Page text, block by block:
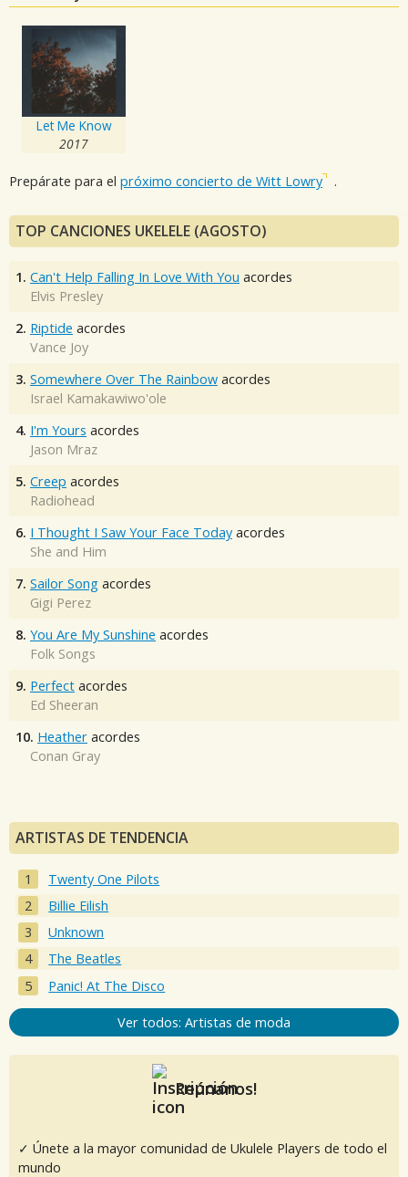
Let Me Know
2017
Prepárate para el próximo concierto de Witt Lowry .
TOP CANCIONES UKELELE (AGOSTO)
1. Can't Help Falling In Love With You acordes
Elvis Presley
2. Riptide acordes
Vance Joy
3. Somewhere Over The Rainbow acordes
Israel Kamakawiwo'ole
4. I'm Yours acordes
Jason Mraz
5. Creep acordes
Radiohead
6. I Thought I Saw Your Face Today acordes
She and Him
7. Sailor Song acordes
Gigi Perez
8. You Are My Sunshine acordes
Folk Songs
9. Perfect acordes
Ed Sheeran
10. Heather acordes
Conan Gray
ARTISTAS DE TENDENCIA
Twenty One Pilots
Billie Eilish
Unknown
The Beatles
Panic! At The Disco
Ver todos: Artistas de moda
Reúnanos!
✓ Únete a la mayor comunidad de Ukulele Players de todo el
mundo